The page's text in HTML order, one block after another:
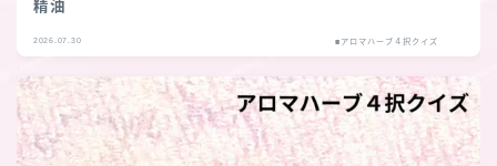
精油
2026.07.30 ■アロマハーブ４択クイズ